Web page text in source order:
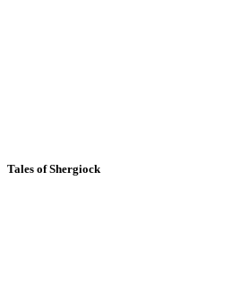
Tales of Shergiock